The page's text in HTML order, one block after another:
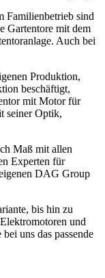
Familienbetrieb sind
Gartentore mit dem
Auch bei
Produktion,
beschäftigt,
mit Motor für
seiner Optik,
Maß mit allen
Experten für
DAG Group
bis hin zu
und
uns das passende